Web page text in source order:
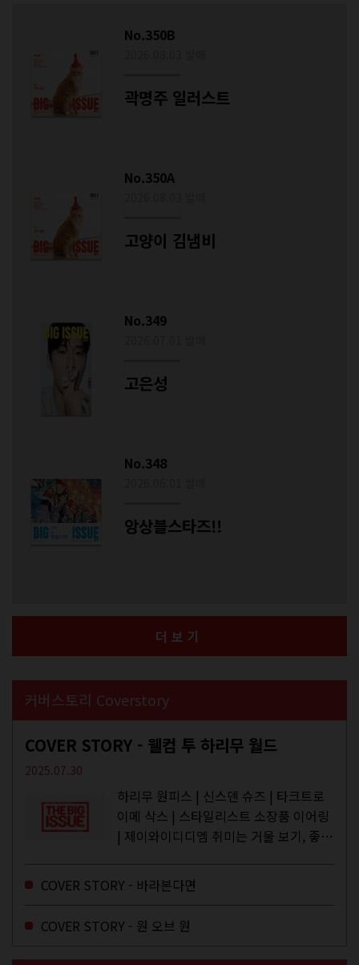
No.350B
곽명주 일러스트
No.350A
고양이 김냄비
No.349
고은성
No.348
앙상블스타즈!!
더보기
커버스토리 Coverstory
COVER STORY - 웰컴 투 하리무 월드
2025.07.30
하리무 원피스 | 신스덴 슈즈 | 타크트로
이메 삭스 | 스타일리스트 소장품 이어링
| 제이와이디디엠 취미는 거울 보기, 좋아
주와...
COVER STORY - 바라본다면
COVER STORY - 원 오브 원